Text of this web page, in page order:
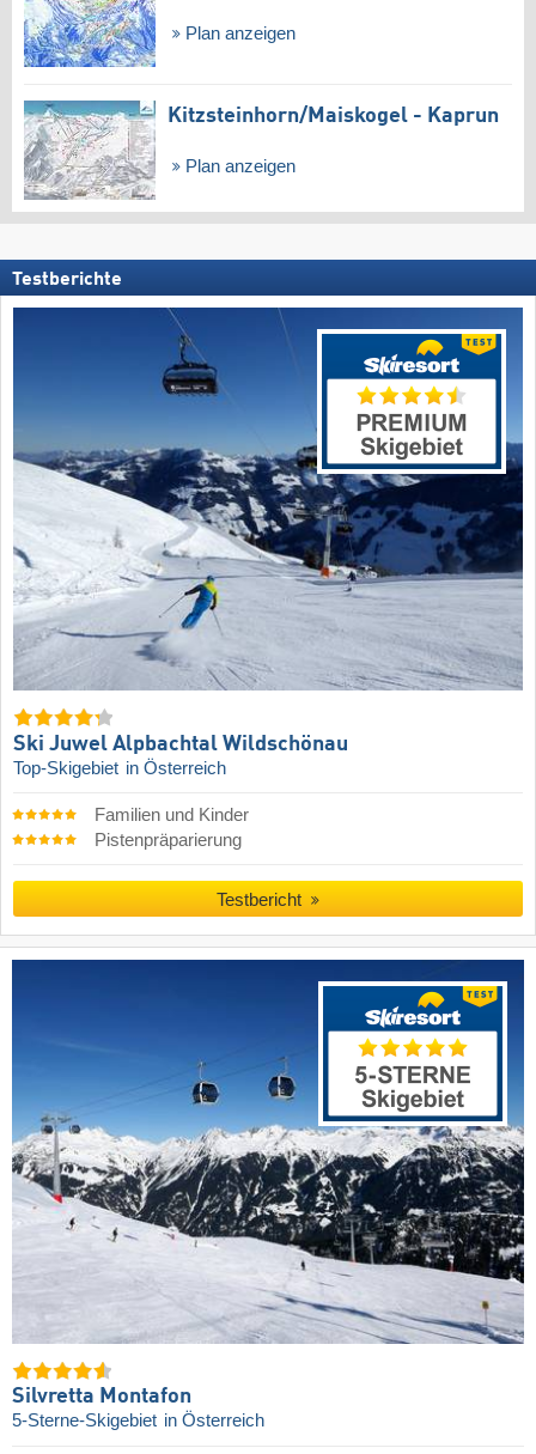
Plan anzeigen
Kitzsteinhorn/​Maiskogel - Kaprun
Plan anzeigen
Testberichte
Ski Juwel Alpbachtal Wildschönau
Top-Skigebiet in Österreich
Familien und Kinder
Pistenpräparierung
Testbericht
Silvretta Montafon
5-Sterne-Skigebiet in Österreich